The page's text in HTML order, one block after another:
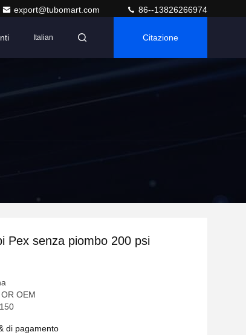
export@tubomart.com 86--13826266974
Italian Citazione
Pex senza piombo 200 psi
OEM
di pagamento